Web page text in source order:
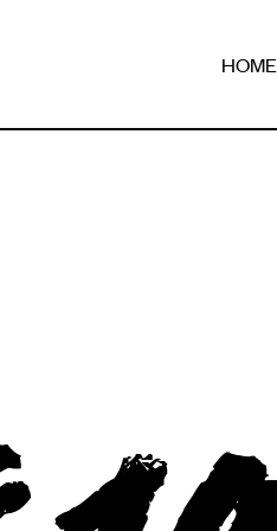
HOME